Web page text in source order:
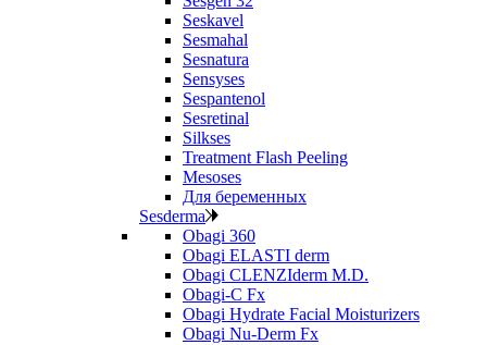
Seskavel
Sesmahal
Sesnatura
Sensyses
Sespantenol
Sesretinal
Silkses
Treatment Flash Peeling
Mesoses
Для беременных
Sesderma
Obagi 360
Obagi ELASTI derm
Obagi CLENZIderm M.D.
Obagi-C Fx
Obagi Hydrate Facial Moisturizers
Obagi Nu-Derm Fx